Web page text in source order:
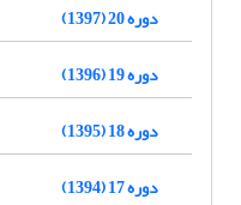
دوره 20 (1397)
دوره 19 (1396)
دوره 18 (1395)
دوره 17 (1394)